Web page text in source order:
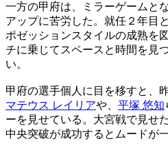
一方の甲府は、ミラーゲームと
アップに苦労した。就任２年目
ポゼッションスタイルの成熟を
チに乗じてスペースと時間を見
い。
甲府の選手個人に目を移すと、
マテウス レイリアや、 平塚 悠知
ーを見せている。大宮戦で見せ
中央突破が成功するとムードが